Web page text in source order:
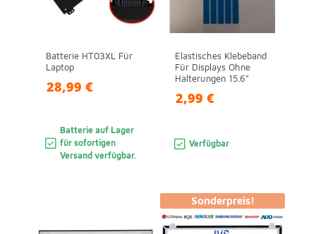
Batterie HT03XL Für
Laptop
28,99 €
Batterie auf Lager
für sofortigen
Versand verfügbar.
Elastisches Klebeband
Für Displays Ohne
Halterungen 15.6"
2,99 €
Verfügbar
Sonderpreis!